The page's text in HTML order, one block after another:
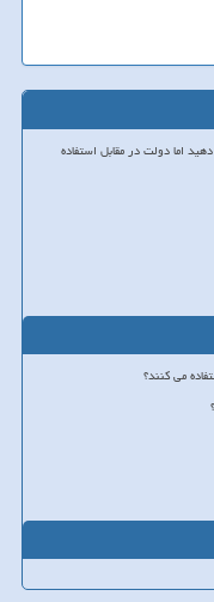
اما دولت در مقابل استفاده
می کنند؟